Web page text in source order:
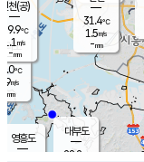
의도
℃
m/s
mm
영흥도
대부도
28.2
인천(공)
29.9℃
1.1 m/s
-mm
31.4℃
1.5m/s
-mm